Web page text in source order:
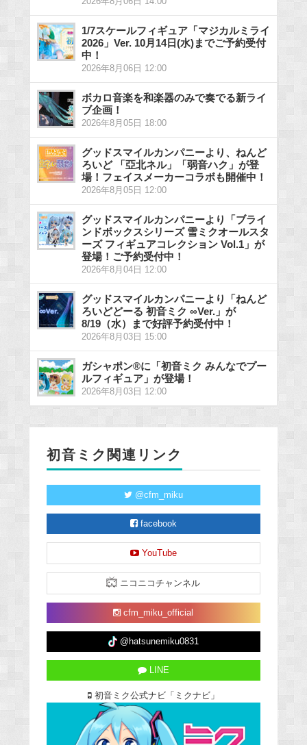
1/7スケールフィギュア「マジカルミライ
2026」Ver. 10月14日(水)までご予約受付
中！
2026年8月06日 12:00
ボカロ音楽を和楽器のみで奏でる新ライ
ブ企画！
2026年8月05日 18:00
グッドスマイルカンパニーより、ねんど
ろいど 「亞北ネル」「弱音ハク」が登
場！フェイスメーカーコラボも開催中！
2026年8月05日 12:00
グッドスマイルカンパニーより「ブライ
ンドボックスシリーズ 雪ミクオールスタ
ーズ フィギュアコレクション Vol.1」が
登場！ご予約受付中！
2026年8月04日 12:00
グッドスマイルカンパニーより「ねんど
ろいどどーる 初音ミク ∞Ver.」が
8/19（水）まで好評予約受付中！
2026年8月03日 15:00
ガシャポン®に「初音ミク みんなでプー
ルフィギュア」が登場！
2026年8月03日 12:00
初音ミク関連リンク
@cfm_miku
facebook
YouTube
ニコニコチャンネル
cfm_miku_official
@hatsunemiku0831
LINE
初音ミク公式ナビ「ミクナビ」